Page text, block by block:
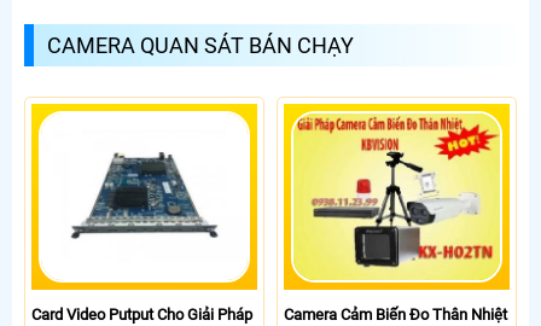
CAMERA QUAN SÁT BÁN CHẠY
Card Video Putput Cho Giải Pháp
Camera Cảm Biến Đo Thân Nhiệt